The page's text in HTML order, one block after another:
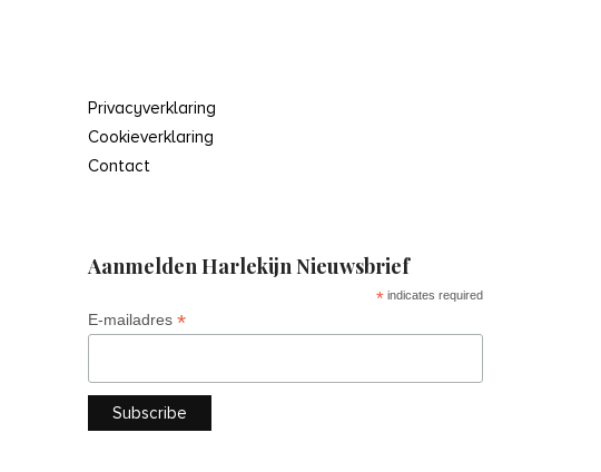
Privacyverklaring
Cookieverklaring
Contact
Aanmelden Harlekijn Nieuwsbrief
* indicates required
E-mailadres *